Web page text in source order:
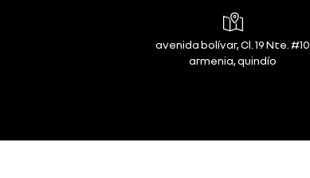
avenida bolívar, Cl. 19 Nte. #10
armenia, quindío